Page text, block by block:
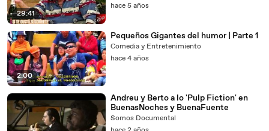
29:41
hace 5 años
2:00
Pequeños Gigantes del humor | Parte 1
Comedia y Entretenimiento
hace 4 años
Andreu y Berto a lo 'Pulp Fiction' en
BuenasNoches y BuenaFuente
Somos Documental